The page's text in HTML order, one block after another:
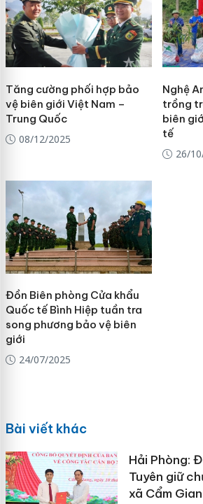
Tăng cường phối hợp bảo
vệ biên giới Việt Nam –
Trung Quốc
08/12/2025
Nghệ
trồng
biên
tế
26/
Đồn Biên phòng Cửa khẩu
Quốc tế Bình Hiệp tuần tra
song phương bảo vệ biên
giới
24/07/2025
Bài viết khác
Hải Phòng:
Tuyên giữ
xã Cẩm